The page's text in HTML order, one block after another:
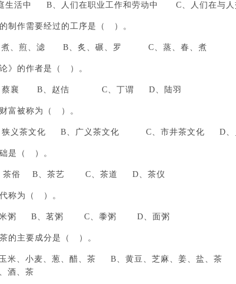
生活中 B、人们在职业工作和劳动中 C、人们在与
制作需要经过的工序是（ ）。
煎、滤 B、炙、碾、罗 C、蒸、春、煮 D
》的作者是（ ）。
襄 B、赵佶 C、丁谓 D、陆羽
富被称为（ ）。
茶文化 B、广义茶文化 C、市井茶文化 D、乡
是（ ）。
俗 B、茶艺 C、茶道 D、茶仪
称为（ ）。
B、茗粥 C、黍粥 D、面粥
的主要成分是（ ）。
、小麦、葱、醋、茶 B、黄豆、芝麻、姜、盐、茶
酒、茶